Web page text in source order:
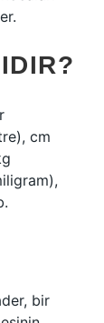
cm
bir